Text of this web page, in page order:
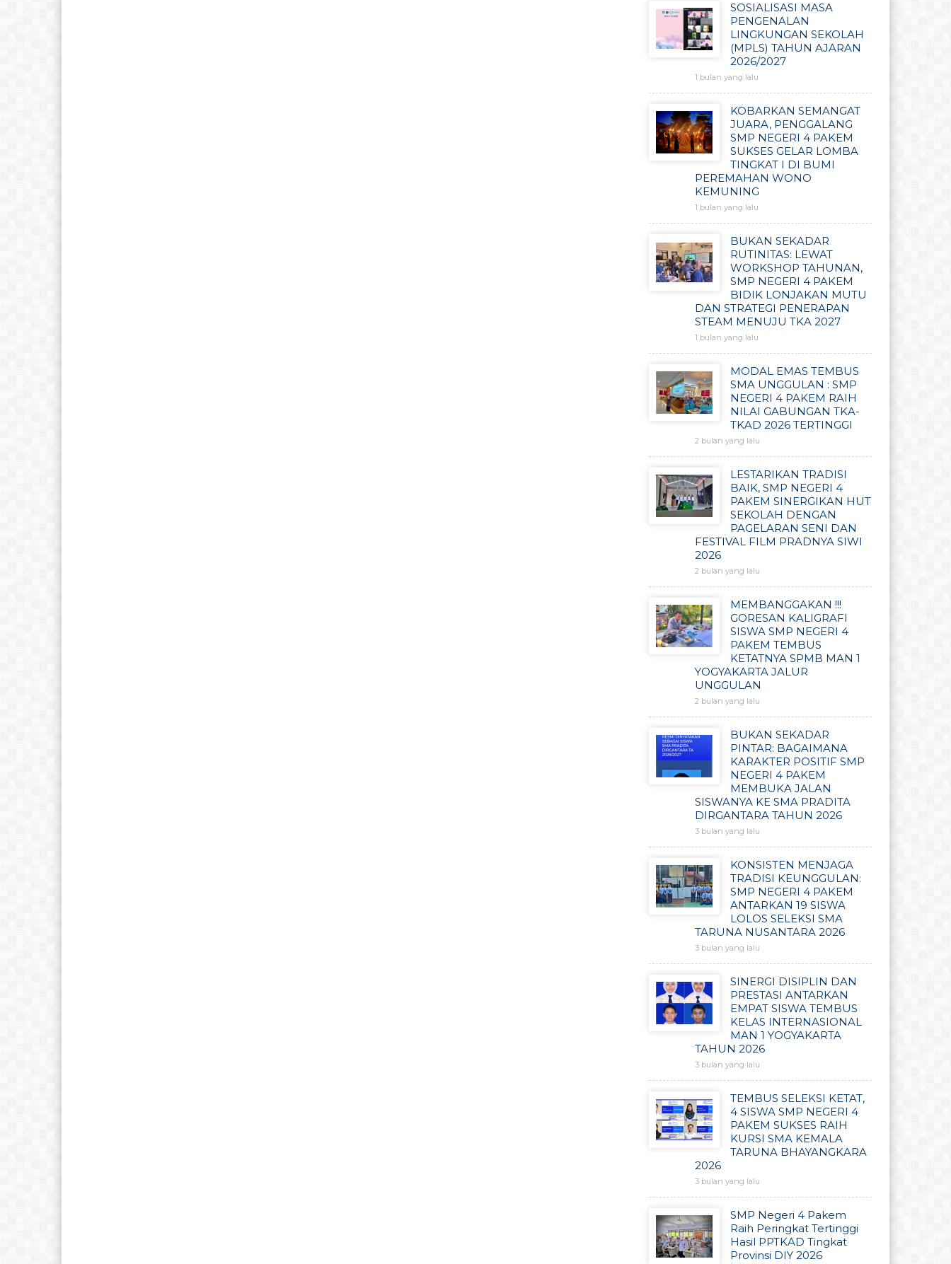
SOSIALISASI MASA
PENGENALAN
LINGKUNGAN SEKOLAH
(MPLS) TAHUN AJARAN
2026/2027
1 bulan yang lalu
KOBARKAN SEMANGAT
JUARA, PENGGALANG
SMP NEGERI 4 PAKEM
SUKSES GELAR LOMBA
TINGKAT I DI BUMI
PEREMAHAN WONO
KEMUNING
1 bulan yang lalu
BUKAN SEKADAR
RUTINITAS: LEWAT
WORKSHOP TAHUNAN,
SMP NEGERI 4 PAKEM
BIDIK LONJAKAN MUTU
DAN STRATEGI PENERAPAN
STEAM MENUJU TKA 2027
1 bulan yang lalu
MODAL EMAS TEMBUS
SMA UNGGULAN : SMP
NEGERI 4 PAKEM RAIH
NILAI GABUNGAN TKA-
TKAD 2026 TERTINGGI
2 bulan yang lalu
LESTARIKAN TRADISI
BAIK, SMP NEGERI 4
PAKEM SINERGIKAN HUT
SEKOLAH DENGAN
PAGELARAN SENI DAN
FESTIVAL FILM PRADNYA SIWI
2026
2 bulan yang lalu
MEMBANGGAKAN !!!
GORESAN KALIGRAFI
SISWA SMP NEGERI 4
PAKEM TEMBUS
KETATNYA SPMB MAN 1
YOGYAKARTA JALUR
UNGGULAN
2 bulan yang lalu
BUKAN SEKADAR
PINTAR: BAGAIMANA
KARAKTER POSITIF SMP
NEGERI 4 PAKEM
MEMBUKA JALAN
SISWANYA KE SMA PRADITA
DIRGANTARA TAHUN 2026
3 bulan yang lalu
KONSISTEN MENJAGA
TRADISI KEUNGGULAN:
SMP NEGERI 4 PAKEM
ANTARKAN 19 SISWA
LOLOS SELEKSI SMA
TARUNA NUSANTARA 2026
3 bulan yang lalu
SINERGI DISIPLIN DAN
PRESTASI ANTARKAN
EMPAT SISWA TEMBUS
KELAS INTERNASIONAL
MAN 1 YOGYAKARTA
TAHUN 2026
3 bulan yang lalu
TEMBUS SELEKSI KETAT,
4 SISWA SMP NEGERI 4
PAKEM SUKSES RAIH
KURSI SMA KEMALA
TARUNA BHAYANGKARA
2026
3 bulan yang lalu
SMP Negeri 4 Pakem
Raih Peringkat Tertinggi
Hasil PPTKAD Tingkat
Provinsi DIY 2026